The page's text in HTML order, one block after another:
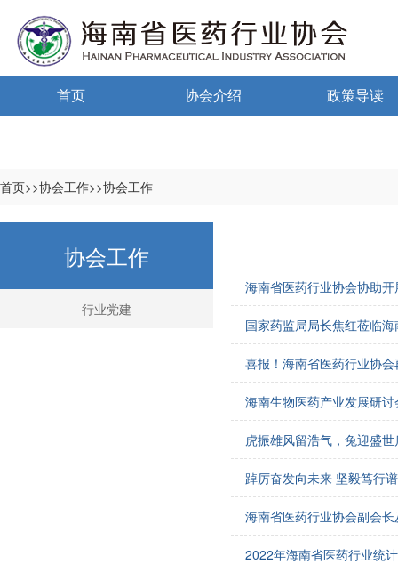
首页 协会介绍
协会负责人
登记信息
会费制度
协会章程
政策导读
首页>>协会工作>>协会工作
协会工作
行业党建
海南省医药行业协会协助
国家药监局局长焦红莅临
喜报！海南省医药行业协
海南生物医药产业发展研
虎振雄风留浩气，兔迎盛
踔厉奋发向未来 坚毅笃行
海南省医药行业协会副会
2022年海南省医药行业统